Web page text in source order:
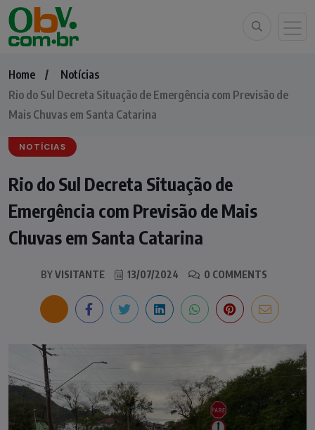
Home
Notícias
Rio do Sul Decreta Situação de Emergência com Previsão de
Mais Chuvas em Santa Catarina
NOTÍCIAS
Rio do Sul Decreta Situação de
Emergência com Previsão de Mais
Chuvas em Santa Catarina
BYVISITANTE 13/07/2024 0 COMMENTS